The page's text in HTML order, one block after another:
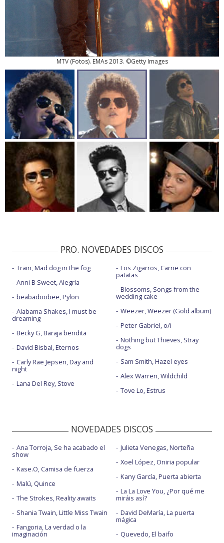
MTV(Fotos). EMAs 2013. ©Getty Images
PRO. NOVEDADES DISCOS
Train, Mad dog in the fog
Anni B Sweet, Alegría
beabadoobee, Pylon
Alabama Shakes, I must be
dreaming
Becky G, Baraja bendita
David Bisbal, Eternos
Carly Rae Jepsen, Day and
night
Lana Del Rey, Stove
Los Zigarros, Carne con
patatas
Blossoms, Songs from the
wedding cake
Weezer, Weezer (Gold album)
Peter Gabriel, o/i
Nothing but Thieves, Stray
dogs
Sam Smith, Hazel eyes
Alex Warren, Wildchild
Tove Lo, Estrus
NOVEDADES DISCOS
Ana Torroja, Se ha acabado el
show
Kase.O, Camisa de fuerza
Malú, Quince
The Strokes, Reality awaits
Shania Twain, Little Miss Twain
Fangoria, La verdad o la
imaginación
Julieta Venegas, Norteña
Xoel López, Oniria popular
Kany García, Puerta abierta
La La Love You, ¿Por qué me
miráis así?
David DeMaría, La puerta
mágica
Quevedo, El baifo